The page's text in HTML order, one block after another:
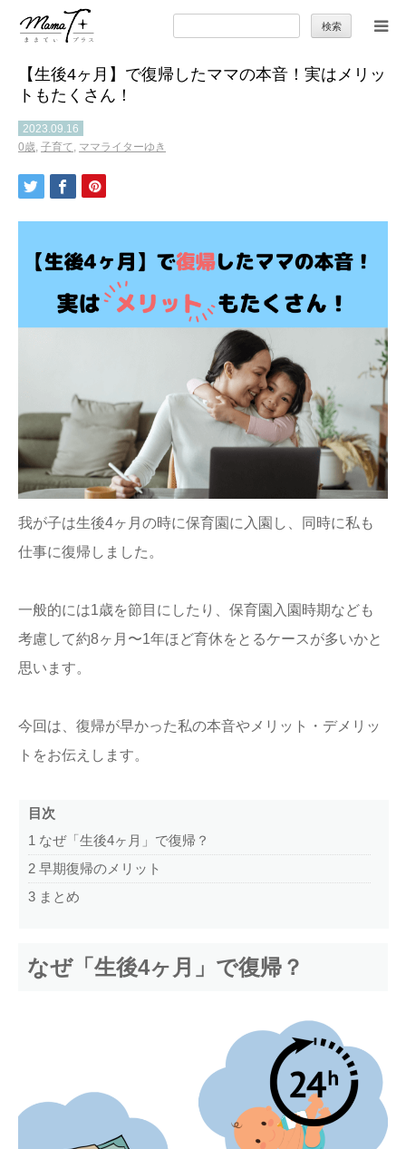
索:
【生後4ヶ月】で復帰したママの本音！実はメリッ
トもたくさん！
2023.09.16
0歳, 子育て, ママライターゆき
我が子は生後4ヶ月の時に保育園に入園し、同時に私も
仕事に復帰しました。
一般的には1歳を節目にしたり、保育園入園時期なども
考慮して約8ヶ月〜1年ほど育休をとるケースが多いかと
思います。
今回は、復帰が早かった私の本音やメリット・デメリッ
トをお伝えします。
目次
1 なぜ「生後4ヶ月」で復帰？
2 早期復帰のメリット
3 まとめ
なぜ「生後4ヶ月」で復帰？
トップ
ママのカラダとココロ
セカンドキャリア
ままてぃ編集部